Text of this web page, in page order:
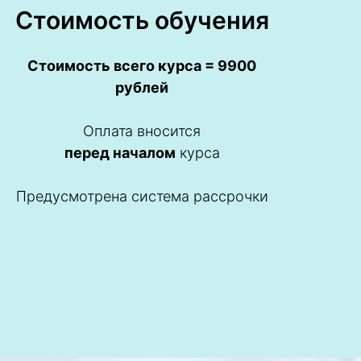
Стоимость обучения
Стоимость всего курса = 9900
рублей
Оплата вносится
перед началом курса
Предусмотрена система рассрочки